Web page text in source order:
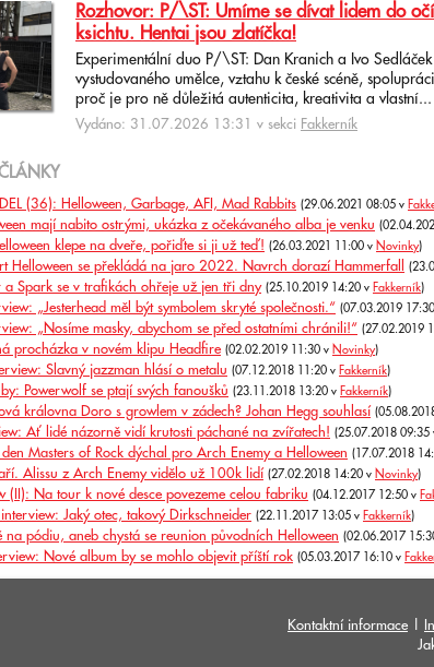
Rozhovor: P/\ST: Umíme se dívat lidem do
ksichtu. Hentai jsou zlatíčka!
Experimentální duo P/\ST: Dan Kranich a Ivo
vystudovaného umělce, vztahu k české scéně,
proč je pro ně důležitá autenticita, kreativita a vlastní...
Vydáno: 31.07.2026 13:31 v sekci Fakkerník
(36): Helloween, Garbage, AFI, Mad Rabbits (29.06.2021 08:05 v
mají nabito ostrými, ukázka z očekávaného alba je venku
klepe na dveře, pořiďte si ji už teď! (26.03.2021 11:00 v Novinky)
Helloween se překládá na jaro 2022. Navrch dorazí Hammerfall
a Spark se v trafikách ohřeje už jen tři dny (25.10.2019 14:20 v Fakkerník)
„Jesterhead měl být symbolem skryté společnosti.“ (07.03.2019
„Nosíme masky, abychom se před ostatními chránili!“ (27.02.2019
procházka v novém klipu Headfire (02.02.2019 11:30 v Novinky)
Slavný jazzman hlásí o metalu (07.12.2018 11:20 v Fakkerník)
Powerwolf se ptají svých fanoušků (23.11.2018 13:20 v Fakkerník)
královna Doro s growlem v zádech? Johan Hegg souhlasí
Ať lidé názorně vidí krutosti páchané na zvířatech! (25.07.2018 09:35
Masters of Rock dýchal pro Arch Enemy a Helloween (17.07.2018
Alissu z Arch Enemy vidělo už 100k lidí (27.02.2018 14:20 v Novinky)
(II): Na tour k nové desce povezeme celou fabriku (04.12.2017 12:50 v
Jaký otec, takový Dirkschneider (22.11.2017 13:05 v Fakkerník)
na pódiu, aneb chystá se reunion původních Helloween (02.06.2017
Nové album by se mohlo objevit příští rok (05.03.2017 16:10 v
Kontaktní informace